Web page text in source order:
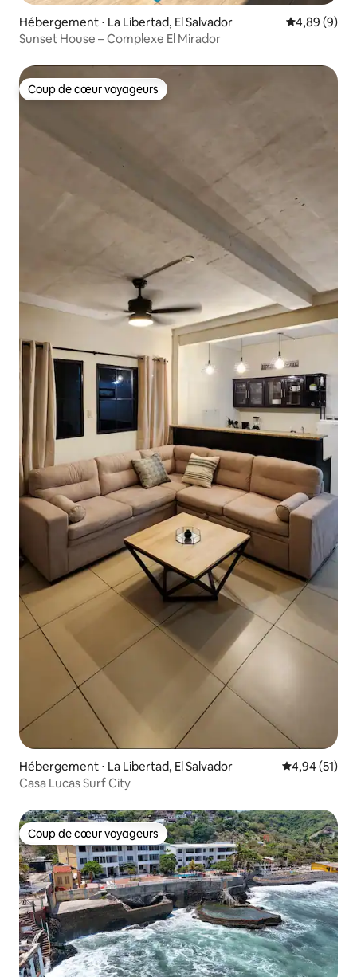
Hébergement ⋅ La Libertad, El Salvador Évaluation
4,89 (9)
Sunset House – Complexe El Mirador
Coup de cœur voyageurs
Coup de cœur voyageurs
Hébergement ⋅ La Libertad, El Salvador Évaluation
4,94 (51)
Casa Lucas Surf City
Coup de cœur voyageurs
Coup de cœur voyageurs